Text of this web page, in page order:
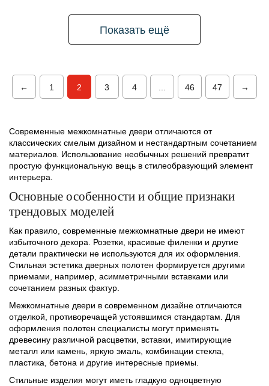
Показать ещё
← 1 2 3 4 ... 46 47 →
Современные межкомнатные двери отличаются от
классических смелым дизайном и нестандартным сочетанием
материалов. Использование необычных решений превратит
простую функциональную вещь в стилеобразующий элемент
интерьера.
Основные особенности и общие признаки
трендовых моделей
Как правило, современные межкомнатные двери не имеют
избыточного декора. Розетки, красивые филенки и другие
детали практически не используются для их оформления.
Стильная эстетика дверных полотен формируется другими
приемами, например, асимметричными вставками или
сочетанием разных фактур.
Межкомнатные двери в современном дизайне отличаются
отделкой, противоречащей устоявшимся стандартам. Для
оформления полотен специалисты могут применять
древесину различной расцветки, вставки, имитирующие
металл или камень, яркую эмаль, комбинации стекла,
пластика, бетона и другие интересные приемы.
Стильные изделия могут иметь гладкую одноцветную